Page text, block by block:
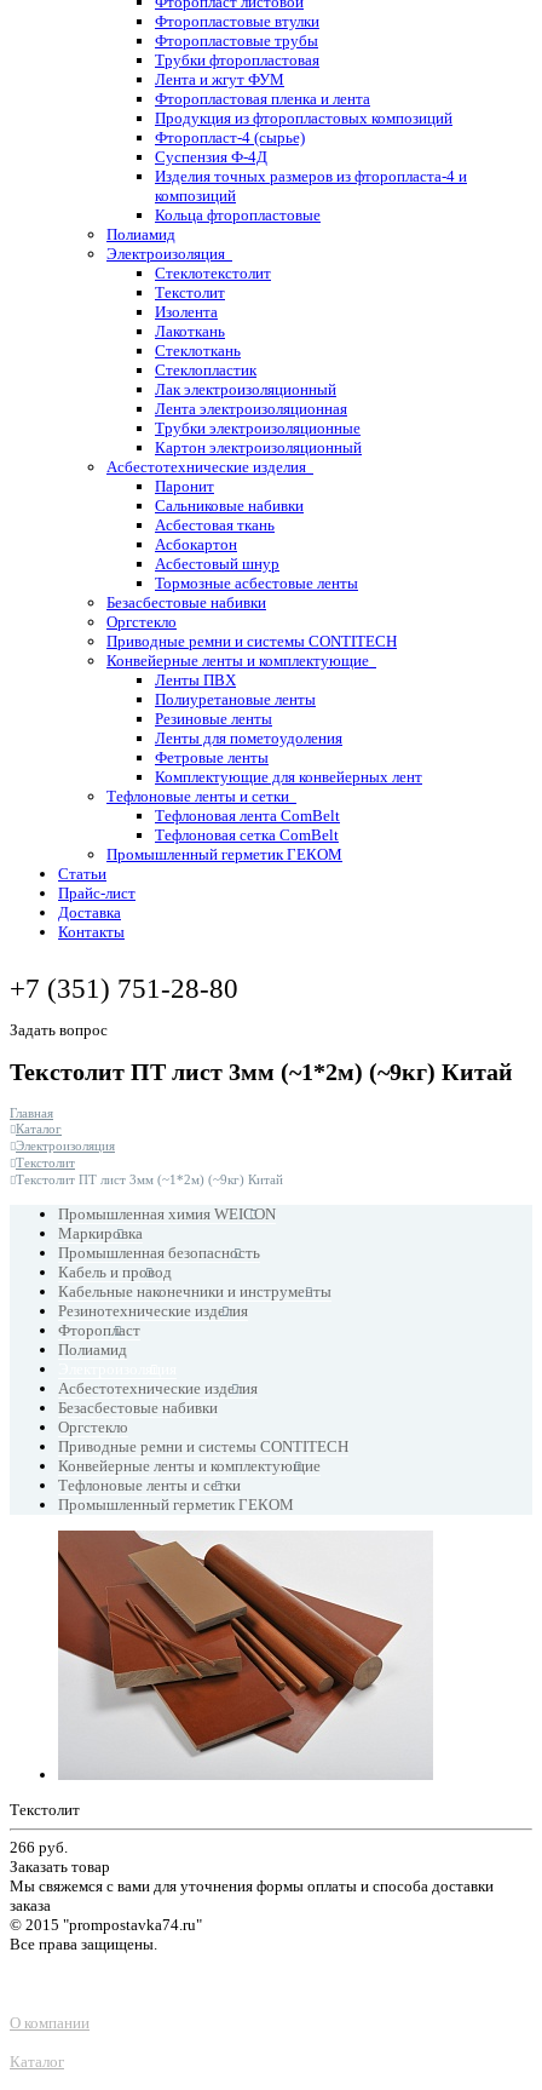
Фторопластовые втулки
Фторопластовые трубы
Трубки фторопластовая
Лента и жгут ФУМ
Фторопластовая пленка и лента
Продукция из фторопластовых композиций
Фторопласт-4 (сырье)
Суспензия Ф-4Д
Изделия точных размеров из фторопласта-4 и
композиций
Кольца фторопластовые
Полиамид
Электроизоляция
Стеклотекстолит
Текстолит
Изолента
Лакоткань
Стеклоткань
Стеклопластик
Лак электроизоляционный
Лента электроизоляционная
Трубки электроизоляционные
Картон электроизоляционный
Асбестотехнические изделия
Паронит
Сальниковые набивки
Асбестовая ткань
Асбокартон
Асбестовый шнур
Тормозные асбестовые ленты
Безасбестовые набивки
Оргстекло
Приводные ремни и системы CONTITECH
Конвейерные ленты и комплектующие
Ленты ПВХ
Полиуретановые ленты
Резиновые ленты
Ленты для пометоудоления
Фетровые ленты
Комплектующие для конвейерных лент
Тефлоновые ленты и сетки
Тефлоновая лента ComBelt
Тефлоновая сетка ComBelt
Промышленный герметик ГЕКОМ
Статьи
Прайс-лист
Доставка
Контакты
+7 (351) 751-28-80
Задать вопрос
Текстолит ПТ лист 3мм (~1*2м) (~9кг) Китай
Главная
Каталог
Электроизоляция
Текстолит
Текстолит ПТ лист 3мм (~1*2м) (~9кг) Китай
Промышленная химия WEICON
Маркировка
Промышленная безопасность
Кабель и провод
Кабельные наконечники и инструменты
Резинотехнические изделия
Фторопласт
Полиамид
Асбестотехнические изделия
Безасбестовые набивки
Оргстекло
Приводные ремни и системы CONTITECH
Конвейерные ленты и комплектующие
Тефлоновые ленты и сетки
Промышленный герметик ГЕКОМ
Текстолит
266 руб.
Заказать товар
Мы свяжемся с вами для уточнения формы оплаты и способа доставки
заказа
© 2015 "prompostavka74.ru"
Все права защищены.
О компании
Каталог